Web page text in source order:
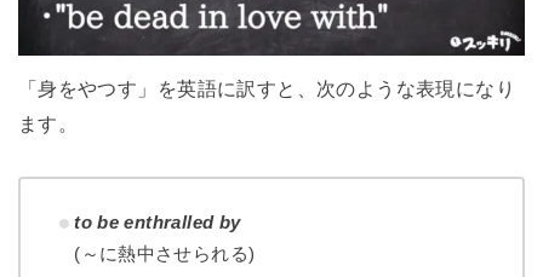
「身をやつす」を英語に訳すと、次のような表現になり
ます。
to be enthralled by
(～に熱中させられる)